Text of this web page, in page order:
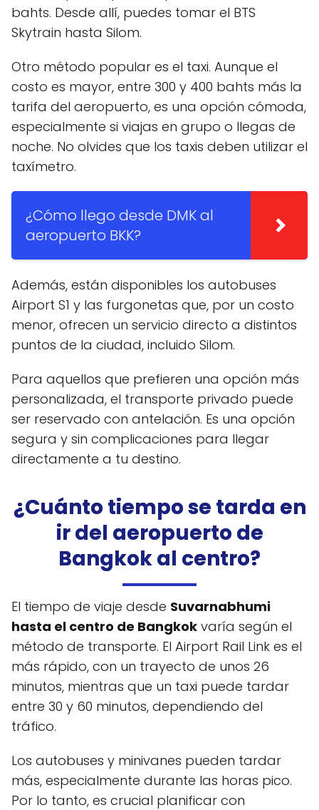
bahts. Desde allí, puedes tomar el BTS
Skytrain hasta Silom.
Otro método popular es el taxi. Aunque el
costo es mayor, entre 300 y 400 bahts más la
tarifa del aeropuerto, es una opción cómoda,
especialmente si viajas en grupo o llegas de
noche. No olvides que los taxis deben utilizar el
taxímetro.
¿Cómo llego desde DMK al
aeropuerto BKK?
Además, están disponibles los autobuses
Airport S1 y las furgonetas que, por un costo
menor, ofrecen un servicio directo a distintos
puntos de la ciudad, incluido Silom.
Para aquellos que prefieren una opción más
personalizada, el transporte privado puede
ser reservado con antelación. Es una opción
segura y sin complicaciones para llegar
directamente a tu destino.
¿Cuánto tiempo se tarda en
ir del aeropuerto de
Bangkok al centro?
El tiempo de viaje desde Suvarnabhumi
hasta el centro de Bangkok varía según el
método de transporte. El Airport Rail Link es el
más rápido, con un trayecto de unos 26
minutos, mientras que un taxi puede tardar
entre 30 y 60 minutos, dependiendo del
tráfico.
Los autobuses y minivanes pueden tardar
más, especialmente durante las horas pico.
Por lo tanto, es crucial planificar con